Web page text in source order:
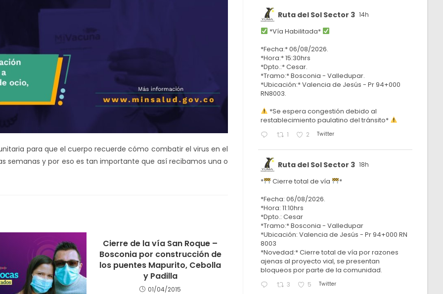
para que el cuerpo recuerde cómo combatir el virus en el
semanas y por eso es tan importante que así recibamos una o
Cierre de la vía San Roque –
Bosconia por construcción de
los puentes Mapurito, Cebolla
y Padilla
01/04/2015
Ruta del Sol Sector 3 14h
*Vía Habilitada*
*Fecha:* 06/08/2026.
*Hora:* 15:30hrs
*Dpto.:* Cesar.
*Tramo:* Bosconia - Valledupar.
*Ubicación:* Valencia de Jesús - Pr 94+000
RN8003.
*Se espera congestión debido al
restablecimiento paulatino del tránsito*
1 2 Twitter
Ruta del Sol Sector 3 18h
* Cierre total de vía
*
*Fecha: 06/08/2026.
*Hora: 11:10hrs
*Dpto.: Cesar
*Tramo:* Bosconia - Valledupar
*Ubicación: Valencia de Jesús - Pr 94+000 RN
8003
*Novedad:* Cierre total de vía por razones
ajenas al proyecto vial, se presentan
bloqueos por parte de la comunidad.
3 5 Twitter